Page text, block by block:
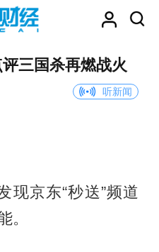
三国杀再燃战火
听新闻
现京东“秒送”频道
。